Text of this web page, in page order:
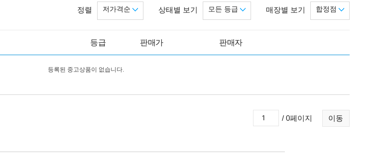
매장별 보기 합정점
상태별 보기 모든 등급
정렬 저가격순
등급 판매가 판매자
등록된 중고상품이 없습니다.
이동
/ 0페이지